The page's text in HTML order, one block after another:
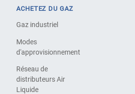
ACHETEZ DU GAZ
Gaz industriel
Modes
d'approvisionnement
Réseau de
distributeurs Air
Liquide